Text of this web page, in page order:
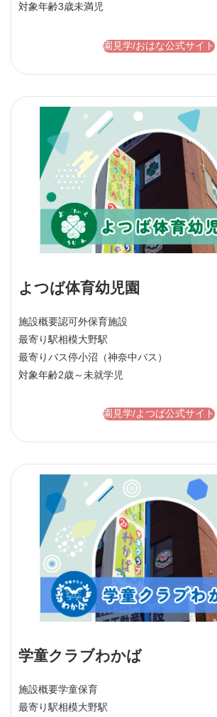
対象年齢3歳未満児
園見学/おはな公式サイト
よつば体育幼児園
施設概要認可外保育施設
最寄り駅相模大野駅
最寄りバス停小沼（神奈中バス）
対象年齢2歳～未就学児
園見学/よつば公式サイト
学童クラブわかば
施設概要学童保育
最寄り駅相模大野駅